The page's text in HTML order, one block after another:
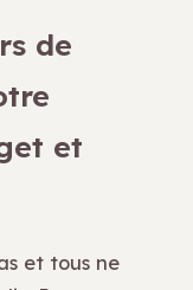
de
et
et tous ne